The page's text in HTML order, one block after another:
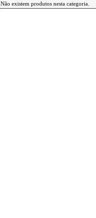
Não existem produtos nesta categoria.